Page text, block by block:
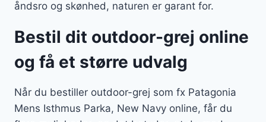
åndsro og skønhed, naturen er garant for.
Bestil dit outdoor-grej online
og få et større udvalg
Når du bestiller outdoor-grej som fx Patagonia
Mens Isthmus Parka, New Navy online, får du